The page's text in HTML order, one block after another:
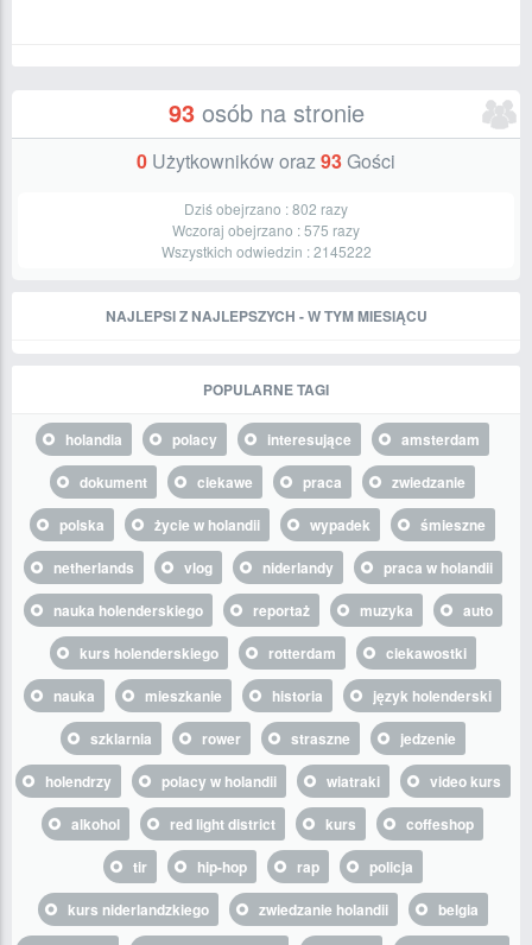
93osób na stronie
0 Użytkowników oraz93Gości
Dziś obejrzano :802 razy
Wczoraj obejrzano :575 razy
Wszystkich odwiedzin :2145222
NAJLEPSI Z NAJLEPSZYCH - W TYM MIESIĄCU
POPULARNE TAGI
holandia polacy interesujące
amsterdam
dokument
ciekawe praca
zwiedzanie
polska
życie w holandii wypadek
śmieszne
netherlands
vlog niderlandy
praca w holandii
nauka holenderskiego
reportaż muzyka
auto
kurs holenderskiego
rotterdam
ciekawostki
nauka
mieszkanie historia
język holenderski
szklarnia
rower straszne
jedzenie
holendrzy
polacy w holandii wiatraki
video kurs
alkohol
red light district kurs
coffeshop
tir
hip-hop rap
policja
kurs niderlandzkiego
zwiedzanie holandii
belgia